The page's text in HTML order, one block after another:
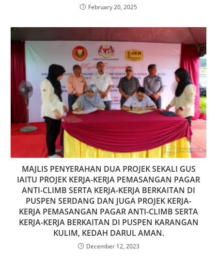
February 20, 2025
MAJLIS PENYERAHAN DUA PROJEK SEKALI GUS
IAITU PROJEK KERJA-KERJA PEMASANGAN PAGAR
ANTI-CLIMB SERTA KERJA-KERJA BERKAITAN DI
PUSPEN SERDANG DAN JUGA PROJEK KERJA-
KERJA PEMASANGAN PAGAR ANTI-CLIMB SERTA
KERJA-KERJA BERKAITAN DI PUSPEN KARANGAN
KULIM, KEDAH DARUL AMAN.
December 12, 2023